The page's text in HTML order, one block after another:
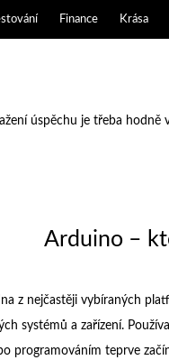
Finance Krása
úspěchu je třeba
Arduino –
z nejčastěji vybíraných
systémů a zařízení.
programováním teprve